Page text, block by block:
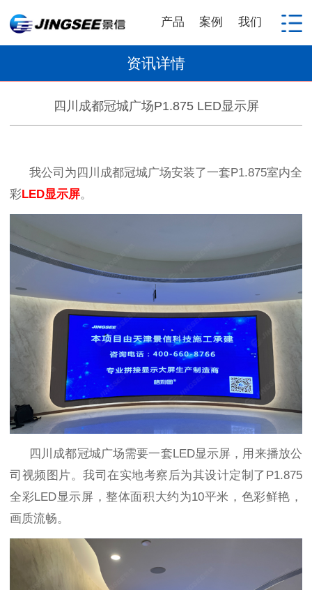
产品 案例 我们
资讯详情
四川成都冠城广场P1.875 LED显示屏
我公司为四川成都冠城广场安装了一套P1.875室内全
彩LED显示屏。
四川成都冠城广场需要一套LED显示屏，用来播放公
司视频图片。我司在实地考察后为其设计定制了 P1.875
全彩LED显示屏，整体面积大约为10平米，色彩鲜艳，
画质流畅。